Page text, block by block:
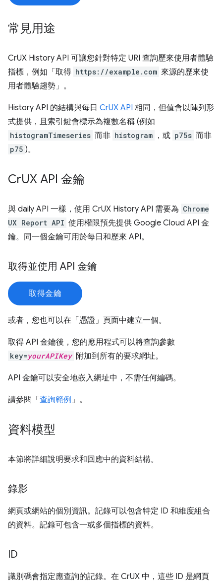
常見用途
CrUX History API 可讓您針對特定 URI 查詢歷來使用者體驗
指標，例如「取得 https://example.com 來源的歷來使
用者體驗趨勢」。
History API 的結構與每日 CrUX API 相同，但值會以陣列形
式提供，且索引鍵會標示為複數名稱 (例如
histogramTimeseries 而非 histogram ，或 p75s 而非
p75 )。
CrUX API 金鑰
與 daily API 一樣，使用 CrUX History API 需要為 Chrome
UX Report API 使用權限預先提供 Google Cloud API 金
鑰。同一個金鑰可用於每日和歷來 API。
取得並使用 API 金鑰
取得金鑰
或者，您也可以在「憑證」 頁面中建立一個。
取得 API 金鑰後，您的應用程式可以將查詢參數
key=yourAPIKey 附加到所有的要求網址。
API 金鑰可以安全地嵌入網址中，不需任何編碼。
請參閱「 查詢範例 」。
資料模型
本節將詳細說明要求和回應中的資料結構。
錄影
網頁或網站的個別資訊。記錄可以包含特定 ID 和維度組合
的資料。記錄可包含一或多個指標的資料。
ID
識別碼會指定應查詢的記錄。在 CrUX 中，這些 ID 是網頁